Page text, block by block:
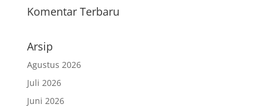
Komentar Terbaru
Arsip
Agustus 2026
Juli 2026
Juni 2026